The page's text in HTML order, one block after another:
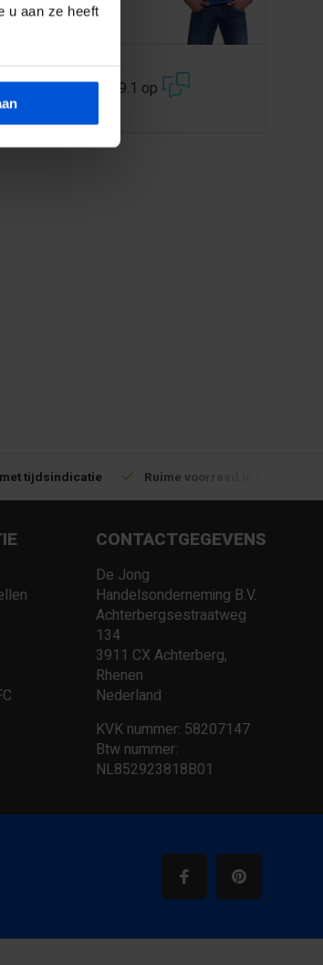
u aan ze heeft
geven ons een 9.1 op
tijdsindicatie Ruime voorraad in
CONTACTGEGEVENS
De Jong
Handelsonderneming B.V.
Achterbergsestraatweg
134
3911 CX Achterberg,
Rhenen
Nederland
KVK nummer: 58207147
Btw nummer:
NL852923818B01